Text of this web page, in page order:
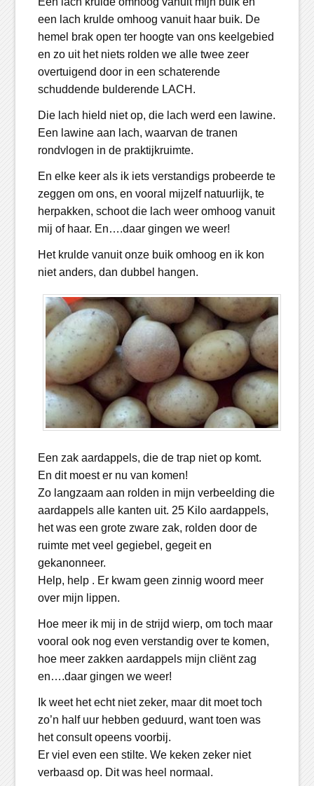
een lach krulde omhoog vanuit haar buik. De
hemel brak open ter hoogte van ons keelgebied
en zo uit het niets rolden we alle twee zeer
overtuigend door in een schaterende
schuddende bulderende LACH.
Die lach hield niet op, die lach werd een lawine.
Een lawine aan lach, waarvan de tranen
rondvlogen in de praktijkruimte.
En elke keer als ik iets verstandigs probeerde te
zeggen om ons, en vooral mijzelf natuurlijk, te
herpakken, schoot die lach weer omhoog vanuit
mij of haar. En….daar gingen we weer!
Het krulde vanuit onze buik omhoog en ik kon
niet anders, dan dubbel hangen.
Een zak aardappels, die de trap niet op komt.
En dit moest er nu van komen!
Zo langzaam aan rolden in mijn verbeelding die
aardappels alle kanten uit. 25 Kilo aardappels,
het was een grote zware zak, rolden door de
ruimte met veel gegiebel, gegeit en
gekanonneer.
Help, help . Er kwam geen zinnig woord meer
over mijn lippen.
Hoe meer ik mij in de strijd wierp, om toch maar
vooral ook nog even verstandig over te komen,
hoe meer zakken aardappels mijn cliënt zag
en….daar gingen we weer!
Ik weet het echt niet zeker, maar dit moet toch
zo’n half uur hebben geduurd, want toen was
het consult opeens voorbij.
Er viel even een stilte. We keken zeker niet
verbaasd op. Dit was heel normaal.